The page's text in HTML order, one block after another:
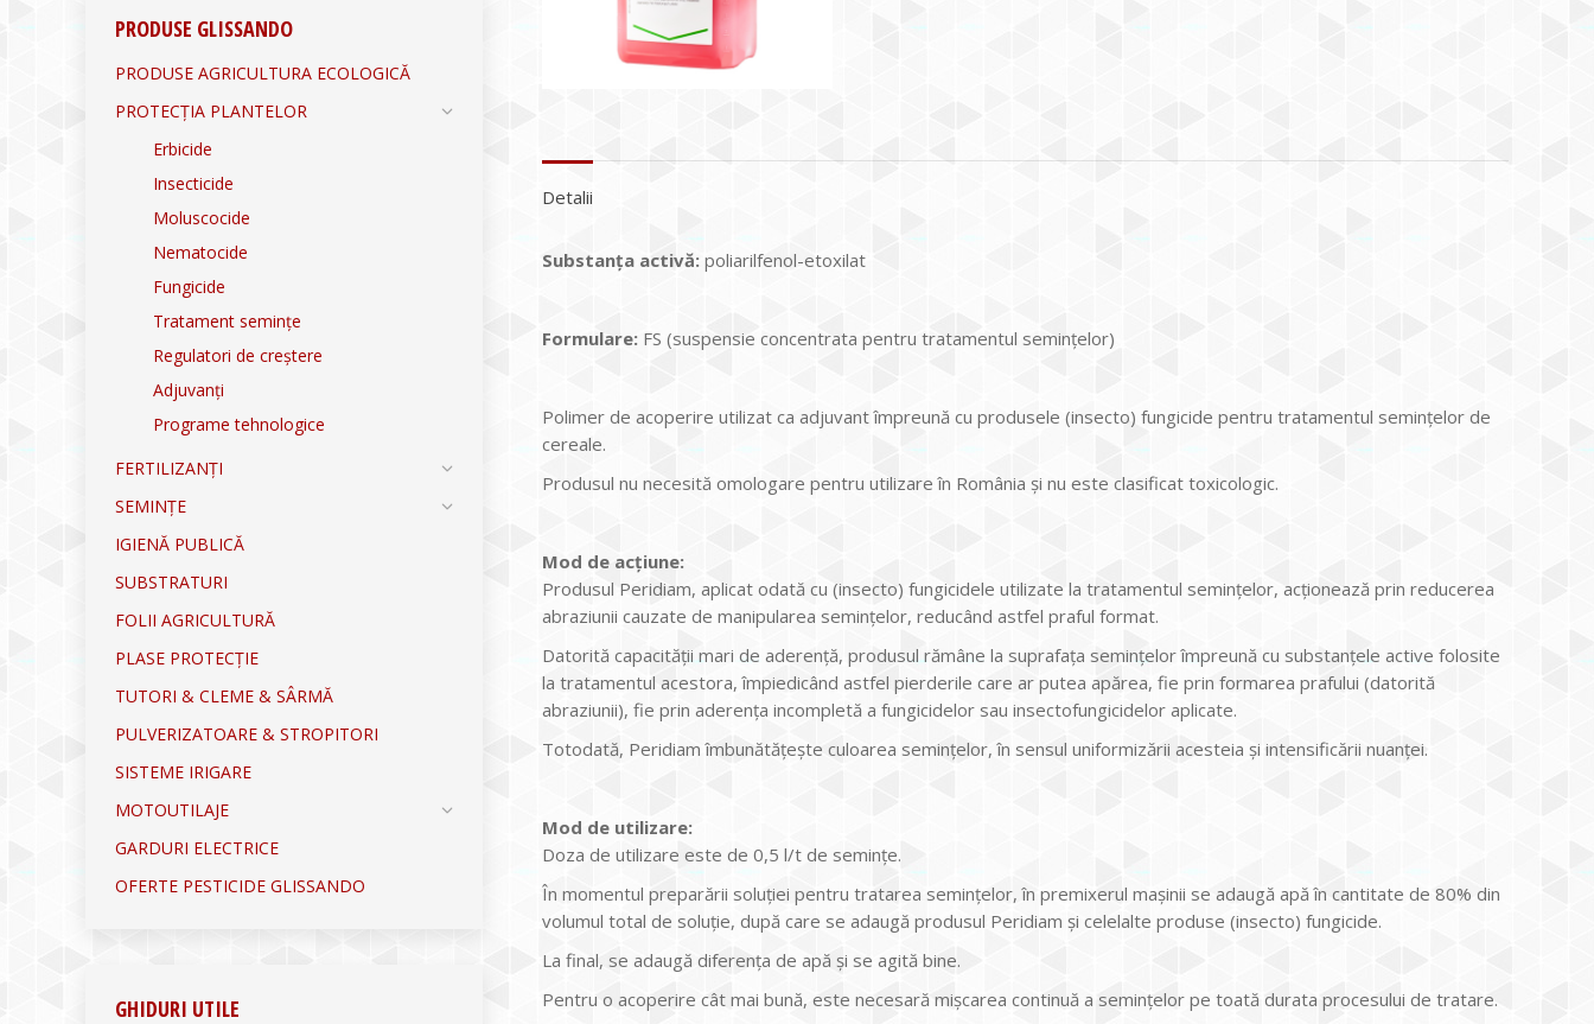
Detalii
Substanța activă: poliarilfenol-etoxilat
Formulare: FS (suspensie concentrata pentru tratamentul semințelor)
Polimer de acoperire utilizat ca adjuvant împreună cu produsele (insecto) fungicide pentru tratamentul semințelor de
cereale.
Produsul nu necesită omologare pentru utilizare în România și nu este clasificat toxicologic.
Mod de acțiune:
Produsul Peridiam, aplicat odată cu (insecto) fungicidele utilizate la tratamentul semințelor, acționează prin reducerea
abraziunii cauzate de manipularea semințelor, reducând astfel praful format.
Datorită capacității mari de aderență, produsul rămâne la suprafața semințelor împreună cu substanțele active folosite
la tratamentul acestora, împiedicând astfel pierderile care ar putea apărea, fie prin formarea prafului (datorită
abraziunii), fie prin aderența incompletă a fungicidelor sau insectofungicidelor aplicate.
Totodată, Peridiam îmbunătățește culoarea semințelor, în sensul uniformizării acesteia și intensificării nuanței.
Mod de utilizare:
Doza de utilizare este de 0,5 l/t de semințe.
În momentul preparării soluției pentru tratarea semințelor, în premixerul mașinii se adaugă apă în cantitate de 80% din
volumul total de soluție, după care se adaugă produsul Peridiam și celelalte produse (insecto) fungicide.
La final, se adaugă diferența de apă și se agită bine.
Pentru o acoperire cât mai bună, este necesară mișcarea continuă a semințelor pe toată durata procesului de tratare.
PRODUSE GLISSANDO
PRODUSE AGRICULTURA ECOLOGICĂ
PROTECȚIA PLANTELOR
Erbicide
Insecticide
Moluscocide
Nematocide
Fungicide
Tratament semințe
Regulatori de creștere
Adjuvanți
Programe tehnologice
FERTILIZANȚI
SEMINȚE
IGIENĂ PUBLICĂ
SUBSTRATURI
FOLII AGRICULTURĂ
PLASE PROTECȚIE
TUTORI & CLEME & SÂRMĂ
PULVERIZATOARE & STROPITORI
SISTEME IRIGARE
MOTOUTILAJE
GARDURI ELECTRICE
OFERTE PESTICIDE GLISSANDO
GHIDURI UTILE